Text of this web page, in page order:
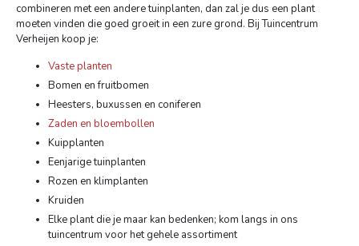
combineren met een andere tuinplanten, dan zal je dus een plant
moeten vinden die goed groeit in een zure grond. Bij Tuincentrum
Verheijen koop je:
Vaste planten
Bomen en fruitbomen
Heesters, buxussen en coniferen
Zaden en bloembollen
Kuipplanten
Eenjarige tuinplanten
Rozen en klimplanten
Kruiden
Elke plant die je maar kan bedenken; kom langs in ons
tuincentrum voor het gehele assortiment